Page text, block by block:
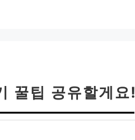
꿀팁 공유할게요!